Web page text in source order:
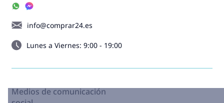
info@comprar24.es
Lunes a Viernes: 9:00 - 19:00
Medios de comunicación